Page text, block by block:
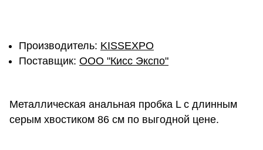
Производитель: KISSEXPO
Поставщик: ОOО "Кисс Экспо"
Металлическая анальная пробка L с длинным
серым хвостиком 86 см по выгодной цене.